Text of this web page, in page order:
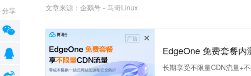
文章来源： 企鹅号 - 马哥Linux
广告
EdgeOne 免费套餐内
长期享受不限量CDN流量+
分享